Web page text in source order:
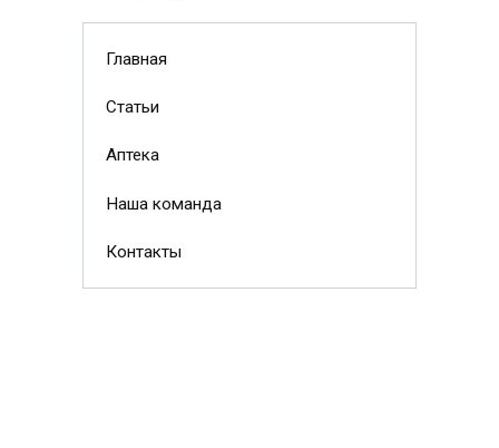
Главная
Статьи
Аптека
Наша команда
Контакты